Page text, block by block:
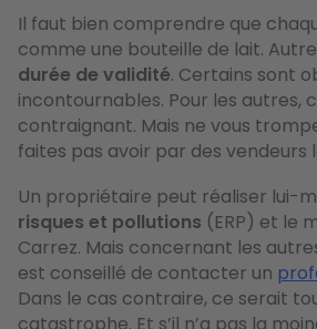
Il faut bien comprendre que
comme une bouteille de lait.
durée de validité. Certains sont
incontournables. Pour les autres,
contraignant. Mais ne vous
faites pas avoir par des vendeurs
Un propriétaire peut réaliser lui-
risques et pollutions (ERP) et le
Carrez. Mais concernant les
est conseillé de contacter un
Dans le cas contraire, ce serait
catastrophe. Et s’il n’a pas la